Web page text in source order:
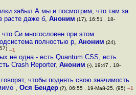
забыл А мы и посмотрим, что там за
расте даже б,Аноним (17), 16:51 , 18-
Си многословен при этом
полностью р, Аноним (24),
–1
не одна - есть Quantum CSS, есть
Crash Reporter,Аноним (-), 19:47 , 18-
чтобы поднять свою значимость
, Ося Бендер(?), 06:55 , 19-Май-25, (95) –1